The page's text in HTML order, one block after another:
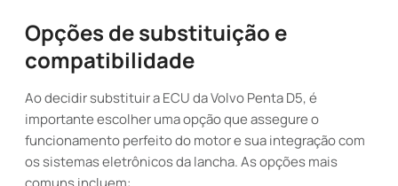
Opções de substituição e
compatibilidade
Ao decidir substituir a ECU da Volvo Penta D5, é
importante escolher uma opção que assegure o
funcionamento perfeito do motor e sua integração com
os sistemas eletrônicos da lancha. As opções mais